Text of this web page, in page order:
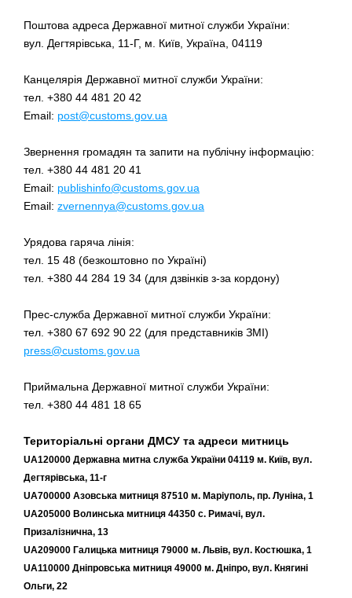
Поштова адреса Державної митної служби України:
вул. Дегтярівська, 11-Г, м. Київ, Україна, 04119
Канцелярія Державної митної служби України:
тел. +380 44 481 20 42
Email: post@customs.gov.ua
Звернення громадян та запити на публічну інформацію:
тел. +380 44 481 20 41
Email: publishinfo@customs.gov.ua
Email: zvernennya@customs.gov.ua
Урядова гаряча лінія:
тел. 15 48 (безкоштовно по Україні)
тел. +380 44 284 19 34 (для дзвінків з-за кордону)
Прес-служба Державної митної служби України:
тел. +380 67 692 90 22 (для представників ЗМІ)
press@customs.gov.ua
Приймальна Державної митної служби України:
тел. +380 44 481 18 65
Територіальні органи ДМСУ та адреси митниць
UA120000 Державна митна служба України 04119 м. Київ, вул.
Дегтярівська, 11-г
UA700000 Азовська митниця 87510 м. Маріуполь, пр. Луніна, 1
UA205000 Волинська митниця 44350 с. Римачі, вул.
Призалізнична, 13
UA209000 Галицька митниця 79000 м. Львів, вул. Костюшка, 1
UA110000 Дніпровська митниця 49000 м. Дніпро, вул. Княгині
Ольги, 22